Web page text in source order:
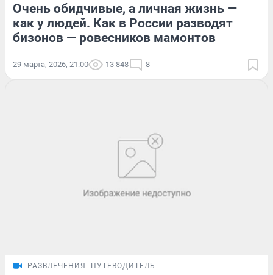
Очень обидчивые, а личная жизнь —
как у людей. Как в России разводят
бизонов — ровесников мамонтов
29 марта, 2026, 21:00 13 848 8
РАЗВЛЕЧЕНИЯ ПУТЕВОДИТЕЛЬ